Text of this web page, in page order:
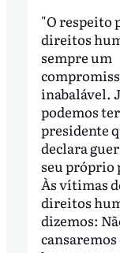
"O respeito
direitos
sempre um
inabalável.
podemos
presidente
declara
seu próprio
Às vítimas
direitos
dizemos:
cansaremos